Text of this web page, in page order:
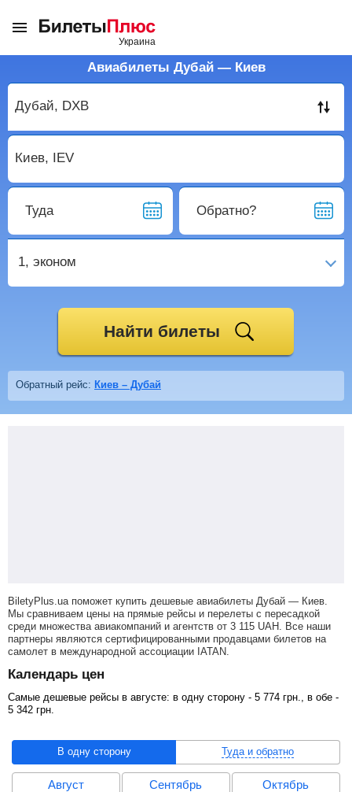
Авиабилеты Дубай — Киев
Туда Обратно?
1, эконом
Найти билеты
Обратный рейс: Киев – Дубай
BiletyPlus.ua поможет купить дешевые авиабилеты Дубай — Киев.
Мы сравниваем цены на прямые рейсы и перелеты с пересадкой
среди множества авиакомпаний и агентств от 3 115 UAH . Все наши
партнеры являются сертифицированными продавцами билетов на
самолет в международной ассоциации IATAN.
Календарь цен
Самые дешевые рейсы в августе: в одну сторону - 5 774 грн ., в обе -
5 342 грн
В одну сторону Туда и обратно
Август Сентябрь Октябрь